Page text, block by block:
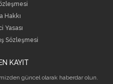
Hakkı
Yasası
Sözleşmesi
KAYIT
güncel olarak haberdar olun.